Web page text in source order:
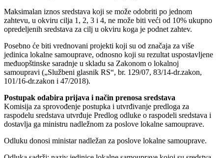
Maksimalan iznos sredstava koji se može odobriti po jednom
zahtevu, u okviru cilja 1, 2, 3 i 4, ne može biti veći od 10% ukupno
opredeljenih sredstava za cilj u okviru koga je podnet zahtev.
Posebno će biti vrednovani projekti koji su od značaja za više
jedinica lokalne samouprave, odnosno koji su rezultat uspostavljene
međuopštinske saradnje u skladu sa Zakonom o lokalnoj
samoupravi („Službeni glasnik RS“, br. 129/07, 83/14-dr.zakon,
101/16-dr.zakon i 47/2018).
Postupak odabira prijava i način prenosa sredstava
Komisija za sprovođenje postupka i utvrđivanje predloga za
raspodelu sredstava utvrđuje Predlog odluke o raspodeli sredstava i
dostavlja ga ministru nadležnom za poslove lokalne samouprave.
Odluku donosi ministar nadležan za poslove lokalne samouprave.